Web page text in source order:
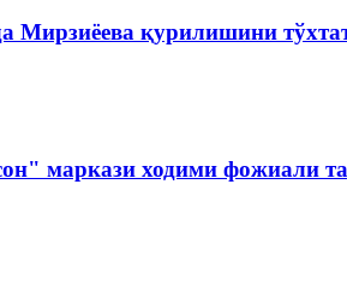
Мирзиёева қурилишини
маркази ходими фожиали